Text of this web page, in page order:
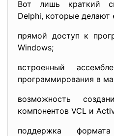
Вот лишь краткий
Delphi, которые делают
прямой доступ к
Windows;
встроенный
программирования в
возможность
компонентов VCL и
поддержка